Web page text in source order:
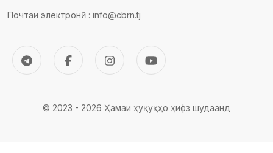
Почтаи электронӣ : info@cbrn.tj
© 2023 - 2026 Ҳамаи ҳуқуқҳо ҳифз шудаанд